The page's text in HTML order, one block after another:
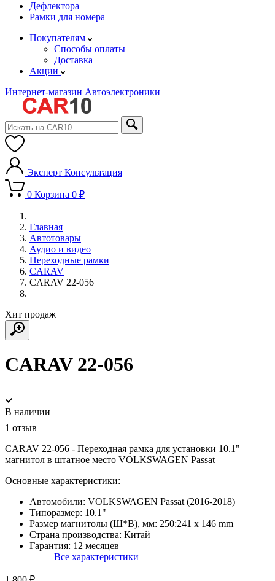
Дефлектора
Рамки для номера
Покупателям
Способы оплаты
Доставка
Акции
Интернет-магазин Автоэлектроники
Эксперт Консультация
0 Корзина 0 ₽
Главная
Автотовары
Аудио и видео
Переходные рамки
CARAV
CARAV 22-056
Хит продаж
CARAV 22-056
В наличии
1 отзыв
CARAV 22-056 - Переходная рамка для установки 10.1"
магнитол в штатное место VOLKSWAGEN Passat
Основные характеристики:
Автомобили: VOLKSWAGEN Passat (2016-2018)
Типоразмер: 10.1"
Размер магнитолы (Ш*В), мм: 250:241 x 146 mm
Страна производства: Китай
Гарантия: 12 месяцев
Все характеристики